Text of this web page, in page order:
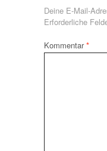
Deine E-Mail-
Erforderliche
Kommentar*